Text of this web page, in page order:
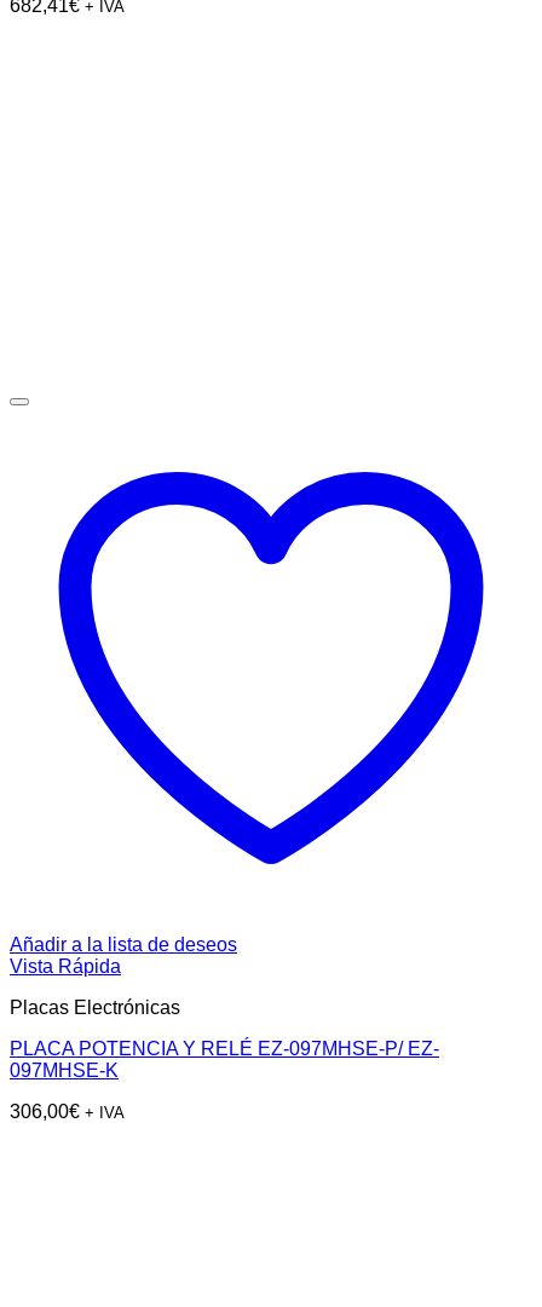
682,41€ + IVA
Añadir a la lista de deseos
Vista Rápida
Placas Electrónicas
PLACA POTENCIA Y RELÉ EZ-097MHSE-P/ EZ-
097MHSE-K
306,00€ + IVA